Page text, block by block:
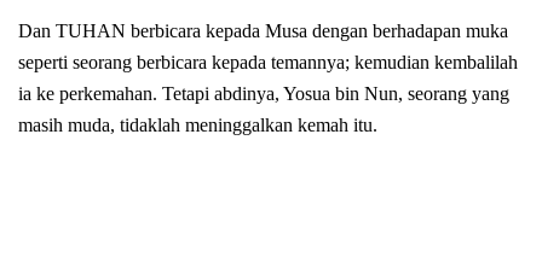
Dan TUHAN berbicara kepada Musa dengan berhadapan muka
seperti seorang berbicara kepada temannya; kemudian kembalilah
ia ke perkemahan. Tetapi abdinya, Yosua bin Nun, seorang yang
masih muda, tidaklah meninggalkan kemah itu.